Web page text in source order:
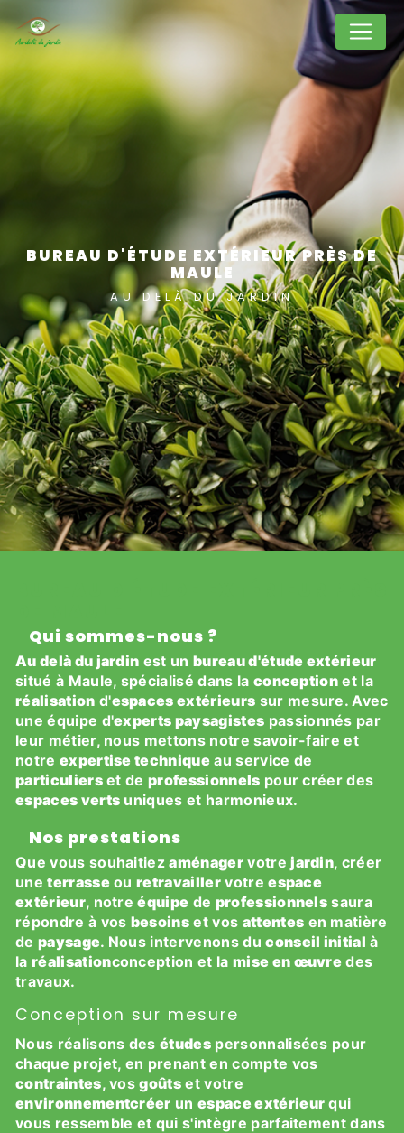
BUREAU D'ÉTUDE EXTÉRIEUR PRÈS DE
MAULE
AU DELÀ DU JARDIN
Qui sommes-nous ?
Au delà du jardin est unbureau d'étude extérieur
situé à Maule, spécialisé dans la conception et la
réalisation d'espaces extérieurs sur mesure. Avec
une équipe d'experts paysagistes passionnés par
leur métier, nous mettons notre savoir-faire et
notre expertise technique au service de
particulierset deprofessionnels pour créer des
espaces verts uniques et harmonieux.
Nos prestations
Que vous souhaitiezaménagervotrejardin, créer
uneterrasseouretravaillervotreespace
extérieur, notreéquipe de professionnels saura
répondre à vos besoins et vos attentes en matière
de paysage. Nous intervenons duconseil initial à
la réalisationconception et la mise en œuvre des
travaux.
Conception sur mesure
Nous réalisons desétudes personnalisées pour
chaque projet, en prenant en compte vos
contraintes, vosgoûts et votre
environnementcréer unespace extérieur qui
vous ressemble et qui s'intègre parfaitement dans
Panneau de gestion des cookies